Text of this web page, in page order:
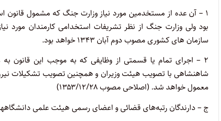
۱ – آن عده از مستخدمین مورد نیاز وزارت جنگ که مشمول
بود ولی وزارت جنگ از نظر تشریفات استخدامی کارمندان مورد
سازمان های کشوری مصوب دوم آبان ۱۳۴۳ خواهد بود
.
۲ – اجرای تمام یا قسمتی از وظایفی که به موجب این قانون
شاهنشاهی با تصویب هیئت وزیران و همچنین تصویب تشکیلات
معمول خواهد شد. (اصلاحی مصوب ۱۳۵۳/۱۲/۲۸)
ج – دارندگان رتبه‌های قضائی و اعضای رسمی هیئت علمی دانشگاهها و